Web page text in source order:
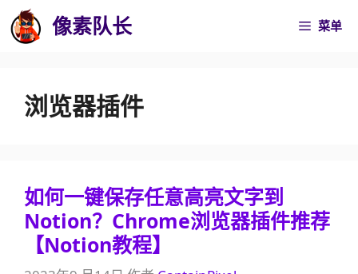
至
像素队长 菜单
浏览器插件
如何一键保存任意高亮文字到
Notion？Chrome浏览器插件推荐
【Notion教程】